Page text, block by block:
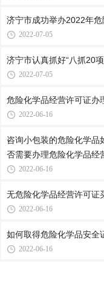
济宁市成功举办2022年
2022-07-05
济宁市认真抓好“八抓20
2022-07-05
危险化学品经营许可证办
2022-06-16
咨询小包装的危险化学品
否需要办理危险化学品经
2022-06-16
无危险化学品经营许可证
2022-06-16
如何取得危险化学品安全
2022-06-16